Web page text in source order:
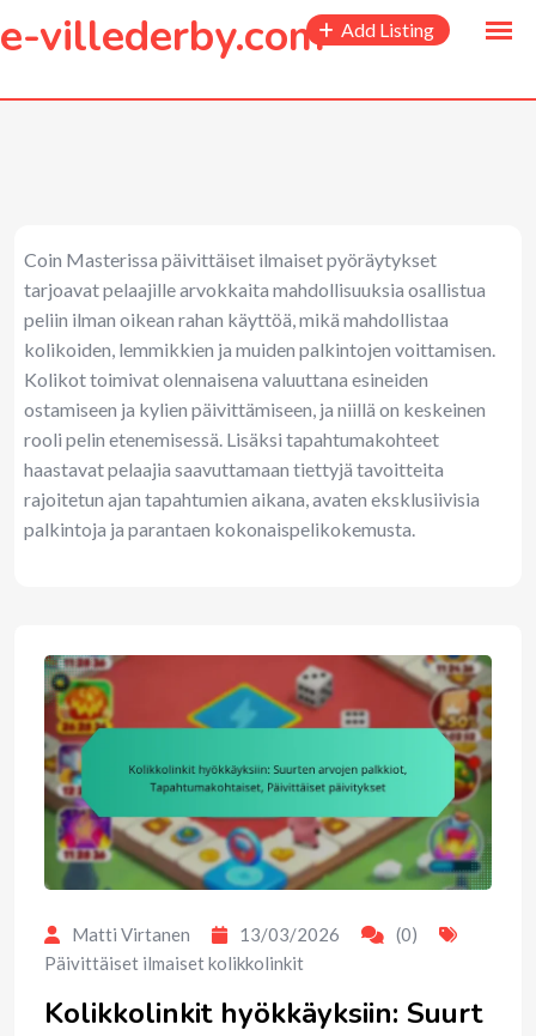
content
e-villederby.com Add Listing
Coin Masterissa päivittäiset ilmaiset pyöräytykset
tarjoavat pelaajille arvokkaita mahdollisuuksia osallistua
peliin ilman oikean rahan käyttöä, mikä mahdollistaa
kolikoiden, lemmikkien ja muiden palkintojen voittamisen.
Kolikot toimivat olennaisena valuuttana esineiden
ostamiseen ja kylien päivittämiseen, ja niillä on keskeinen
rooli pelin etenemisessä. Lisäksi tapahtumakohteet
haastavat pelaajia saavuttamaan tiettyjä tavoitteita
rajoitetun ajan tapahtumien aikana, avaten eksklusiivisia
palkintoja ja parantaen kokonaispelikokemusta.
Matti Virtanen 13/03/2026
(0)
Päivittäiset ilmaiset kolikkolinkit
Kolikkolinkit hyökkäyksiin: Suurt